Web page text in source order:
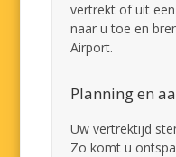
vertrekt of uit
naar u toe en
Airport.
Planning en
Uw vertrektijd
Zo komt u